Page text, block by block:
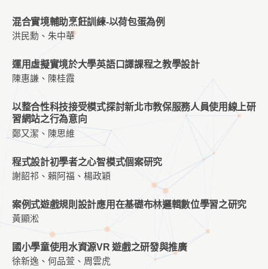
混合實境輔助烹飪訓練-以荷包蛋為例
洪民勳、朱中華
運用虛擬實境於大學英語口譯課程之教學設計
陳惠謙、陳桂霞
以整合性科技接受模式探討新北市教保服務人員使用線上研
習網站之行為意向
鄭又潔、陳思維
程式設計初學者之心智模式個案研究
謝韶祁、賴阿福、楊政穎
案例式遊戲規則設計應用在基礎布林邏輯數位學習之研究
黃顯淞
國小學童使用水資源VR 遊戲之研發與推廣
徐新逸、何品萱、周雲虎